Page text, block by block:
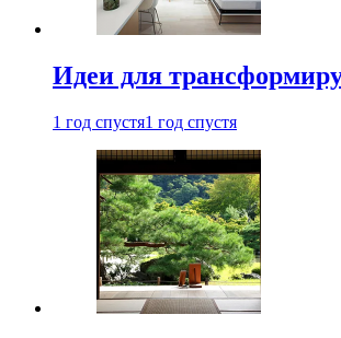
Идеи для
1 год спустя1 год спустя